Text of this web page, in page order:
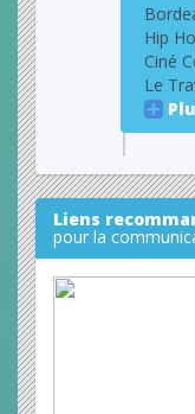
Hip
Ciné
Le
Liens
pour la